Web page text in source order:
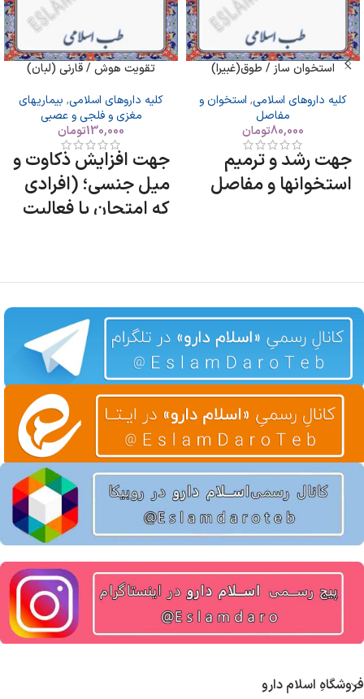
استخوان ساز / طوق(غبیرا)
کلیه داروهای اسلامی, استخوان و
مفاصل
80,000تومان
جهت رشد و ترمیم
استخوانها و مفاصل
تقویت هوش / قارنی (لبان)
کلیه داروهای اسلامی, بیماریهای
مغزی و فلجی و عصبی
130,000تومان
جهت افزایش ذکاوت و
میل جنسی؛ (افرادی
که امتحان یا فعالیت
فروشگاهِ اسلام دارو